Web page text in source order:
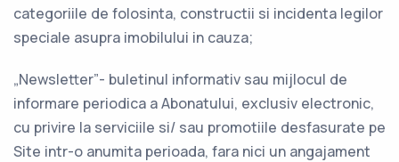
categoriile de folosinta, constructii si incidenta legilor
speciale asupra imobilului in cauza;
„Newsletter”- buletinul informativ sau mijlocul de
informare periodica a Abonatului, exclusiv electronic,
cu privire la serviciile si/ sau promotiile desfasurate pe
Site intr-o anumita perioada, fara nici un angajament